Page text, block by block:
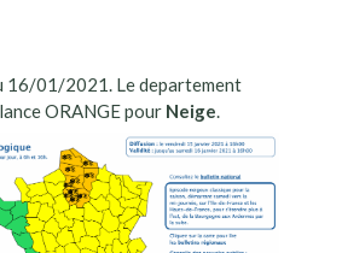
16/01/2021. Le departement
ORANGE pour Neige.